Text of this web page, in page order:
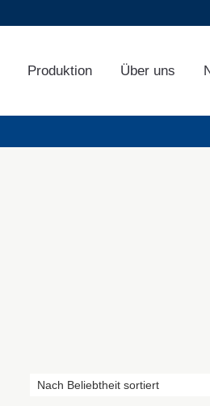
Produktion Über uns